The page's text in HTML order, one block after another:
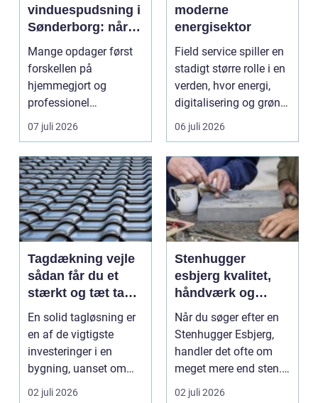
vinduespudsning i
Sønderborg: når
det skal være nemt
Mange opdager først
forskellen på
hjemmegjort og
professionel
vinduespudsning, nå...
07 juli 2026
moderne
energisektor
Field service spiller en
stadigt større rolle i en
verden, hvor energi,
digitalisering og grøn
omsti...
06 juli 2026
Tagdækning vejle
sådan får du et
stærkt og tæt tag i
mange år
En solid tagløsning er
en af de vigtigste
investeringer i en
bygning, uanset om
der er tale om bolig...
02 juli 2026
Stenhugger
esbjerg kvalitet,
håndværk og
personlige
løsninger
Når du søger efter en
Stenhugger Esbjerg,
handler det ofte om
meget mere end sten.
Det handler om at...
02 juli 2026